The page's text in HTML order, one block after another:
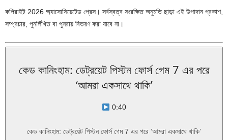
কপিরাইট 2026 অ্যাসোসিয়েটেড প্রেস। সর্বস্বত্ব সংরক্ষিত অনুমতি ছাড়া এই উপাদান প্রকাশ,
সম্প্রচার, পুনর্লিখিত বা পুনরায় বিতরণ করা যাবে না।
কেড কানিংহাম: ডেট্রয়েট পিস্টন ফোর্স গেম 7 এর পরে
‘আমরা একসাথে থাকি’
0:40
কেড কানিংহাম: ডেট্রয়েট পিস্টন ফোর্স গেম 7 এর পরে ‘আমরা একসাথে থাকি’